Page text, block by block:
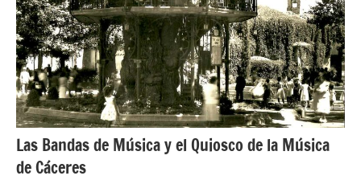
Las Bandas de Música y el Quiosco de la Música
de Cáceres